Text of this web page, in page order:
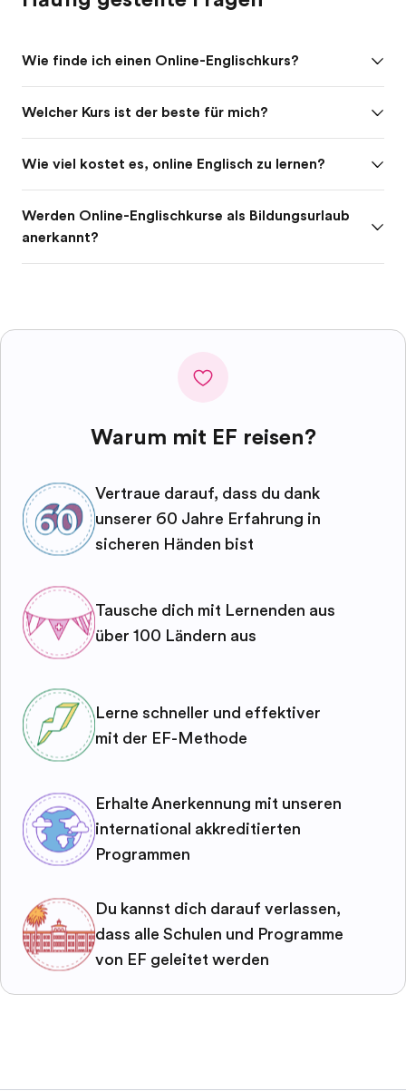
Wie finde ich einen Online-Englischkurs?
Welcher Kurs ist der beste für mich?
Wie viel kostet es, online Englisch zu lernen?
Werden Online-Englischkurse als Bildungsurlaub
anerkannt?
Warum mit EF reisen?
Vertraue darauf, dass du dank
unserer 60 Jahre Erfahrung in
sicheren Händen bist
Tausche dich mit Lernenden aus
über 100 Ländern aus
Lerne schneller und effektiver
mit der EF-Methode
Erhalte Anerkennung mit unseren
international akkreditierten
Programmen
Du kannst dich darauf verlassen,
dass alle Schulen und Programme
von EF geleitet werden